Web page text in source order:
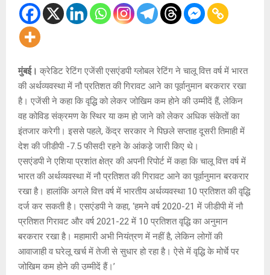
मुंबई। क्रेडिट रेटिंग एजेंसी एसएंडपी ग्लोबल रेटिंग ने चालू वित्त वर्ष में भारत
की अर्थव्यवस्था में नौ प्रतिशत की गिरावट आने का पूर्वानुमान बरकरार रखा
है। एजेंसी ने कहा कि वृद्धि को लेकर जोखिम कम होने की उम्मीदें हैं, लेकिन
वह कोविड संक्रमण के स्थिर या कम हो जाने को लेकर अधिक संकेतों का
इंतजार करेगी। इससे पहले, केंद्र सरकार ने पिछले सप्ताह दूसरी तिमाही में
देश की जीडीपी -7.5 फीसदी रहने के आंकड़े जारी किए थे।
एसएंडपी ने एशिया प्रशांत क्षेत्र की अपनी रिपोर्ट में कहा कि चालू वित्त वर्ष में
भारत की अर्थव्यवस्था में नौ प्रतिशत की गिरावट आने का पूर्वानुमान बरकरार
रखा है। हालांकि अगले वित्त वर्ष में भारतीय अर्थव्यवस्था 10 प्रतिशत की वृद्धि
दर्ज कर सकती है। एसएंडपी ने कहा, ‘हमने वर्ष 2020-21 में जीडीपी में नौ
प्रतिशत गिरावट और वर्ष 2021-22 में 10 प्रतिशत वृद्धि का अनुमान
बरकरार रखा है। महामारी अभी नियंत्रण में नहीं है, लेकिन लोगों की
आवाजाही व घरेलू खर्च में तेजी से सुधार हो रहा है। ऐसे में वृद्धि के मोर्चे पर
जोखिम कम होने की उम्मीदें हैं।’